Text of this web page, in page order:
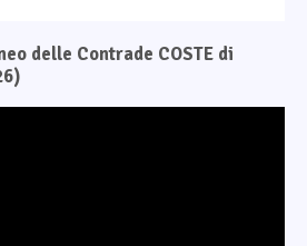
delle Contrade COSTE di